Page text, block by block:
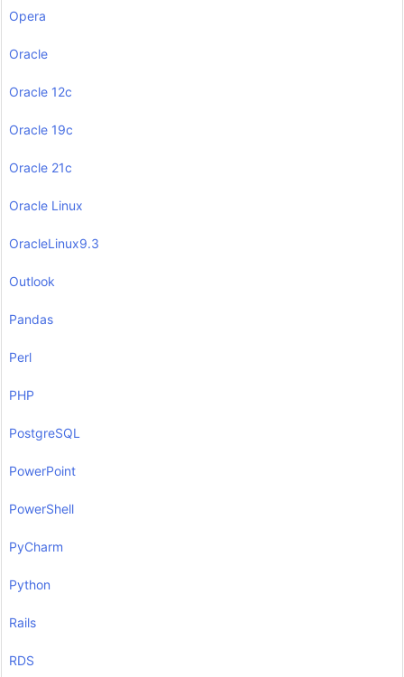
Opera
Oracle
Oracle 12c
Oracle 19c
Oracle 21c
Oracle Linux
OracleLinux9.3
Outlook
Pandas
Perl
PHP
PostgreSQL
PowerPoint
PowerShell
PyCharm
Python
Rails
RDS